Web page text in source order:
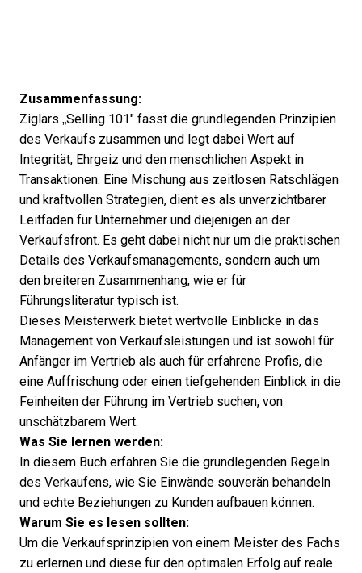
Zusammenfassung:
Ziglars „Selling 101" fasst die grundlegenden Prinzipien
des Verkaufs zusammen und legt dabei Wert auf
Integrität, Ehrgeiz und den menschlichen Aspekt in
Transaktionen. Eine Mischung aus zeitlosen Ratschlägen
und kraftvollen Strategien, dient es als unverzichtbarer
Leitfaden für Unternehmer und diejenigen an der
Verkaufsfront. Es geht dabei nicht nur um die praktischen
Details des Verkaufsmanagements, sondern auch um
den breiteren Zusammenhang, wie er für
Führungsliteratur typisch ist.
Dieses Meisterwerk bietet wertvolle Einblicke in das
Management von Verkaufsleistungen und ist sowohl für
Anfänger im Vertrieb als auch für erfahrene Profis, die
eine Auffrischung oder einen tiefgehenden Einblick in die
Feinheiten der Führung im Vertrieb suchen, von
unschätzbarem Wert.
Was Sie lernen werden:
In diesem Buch erfahren Sie die grundlegenden Regeln
des Verkaufens, wie Sie Einwände souverän behandeln
und echte Beziehungen zu Kunden aufbauen können.
Warum Sie es lesen sollten:
Um die Verkaufsprinzipien von einem Meister des Fachs
zu erlernen und diese für den optimalen Erfolg auf reale